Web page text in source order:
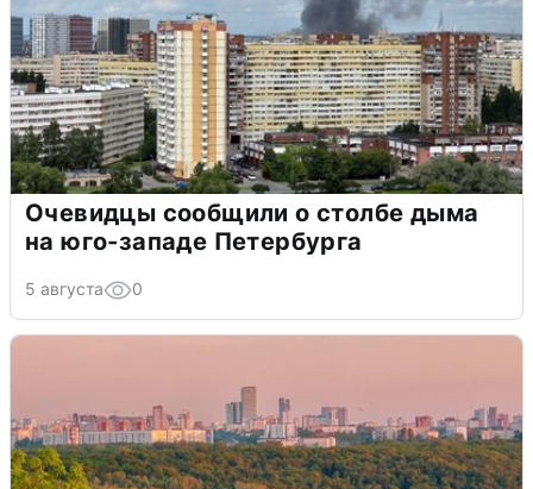
Очевидцы сообщили о столбе дыма
на юго-западе Петербурга
5 августа 0